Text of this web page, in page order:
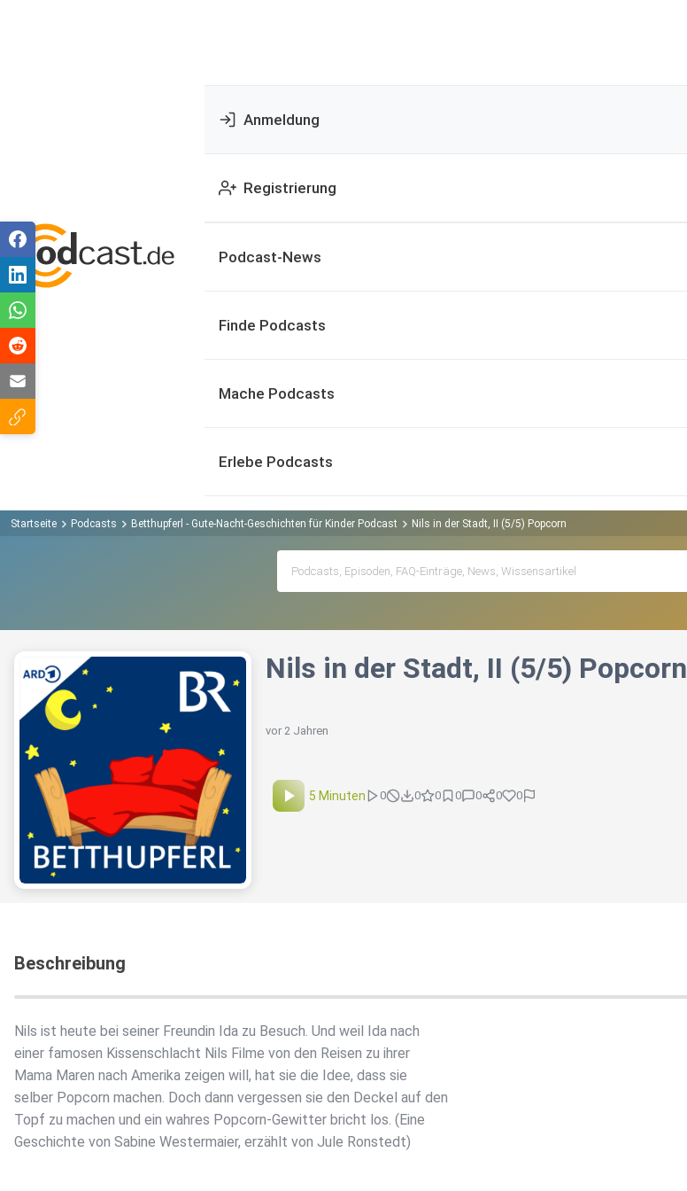
Anmeldung
Registrierung
Podcast-News
Finde Podcasts
Mache Podcasts
Erlebe Podcasts
Startseite Podcasts Betthupferl - Gute-Nacht-Geschichten für Kinder Podcast Nils in der Stadt, II (5/5) Popcorn
Nils in der Stadt, II (5/5) Popcorn
vor 2 Jahren
5 Minuten 0 0 0 0 0 0 0
Beschreibung
Nils ist heute bei seiner Freundin Ida zu Besuch. Und weil Ida nach
einer famosen Kissenschlacht Nils Filme von den Reisen zu ihrer
Mama Maren nach Amerika zeigen will, hat sie die Idee, dass sie
selber Popcorn machen. Doch dann vergessen sie den Deckel auf den
Topf zu machen und ein wahres Popcorn-Gewitter bricht los. (Eine
Geschichte von Sabine Westermaier, erzählt von Jule Ronstedt)